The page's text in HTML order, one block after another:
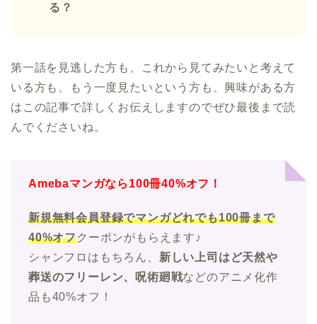
る？
第一話を見逃した方も、これから見てみたいと考えて
いる方も、もう一度見たいという方も、興味がある方
はこの記事で詳しくお伝えしますのでぜひ最後まで読
んでくださいね。
Amebaマンガなら100冊40%オフ！
新規無料会員登録でマンガどれでも100冊まで
40%オフクーポンがもらえます♪
シャンフロはもちろん、 新しい上司はど天然や
葬送のフリーレン、呪術廻戦などのアニメ化作
品も40%オフ！